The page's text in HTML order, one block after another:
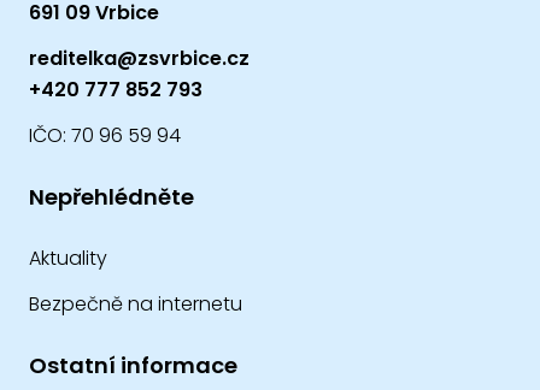
691 09 Vrbice
reditelka@zsvrbice.cz
+420 777 852 793
IČO: 70 96 59 94
Nepřehlédněte
Aktuality
Bezpečně na internetu
Ostatní informace